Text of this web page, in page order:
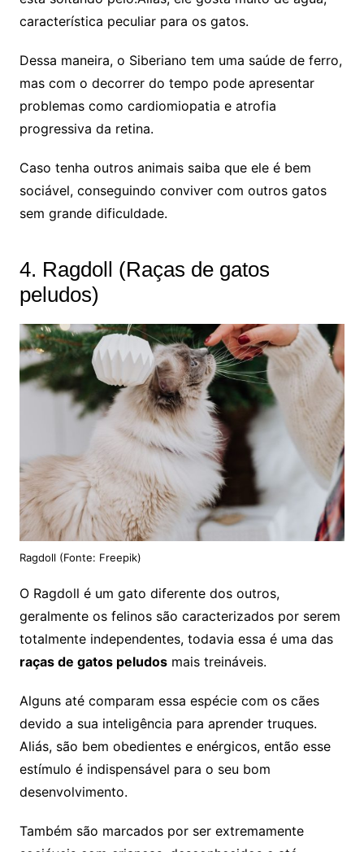
característica peculiar para os gatos.
Dessa maneira, o Siberiano tem uma saúde de ferro,
mas com o decorrer do tempo pode apresentar
problemas como cardiomiopatia e atrofia
progressiva da retina.
Caso tenha outros animais saiba que ele é bem
sociável, conseguindo conviver com outros gatos
sem grande dificuldade.
4. Ragdoll (Raças de gatos
peludos)
Ragdoll (Fonte: Freepik)
O Ragdoll é um gato diferente dos outros,
geralmente os felinos são caracterizados por serem
totalmente independentes, todavia essa é uma das
raças de gatos peludosmais treináveis.
Alguns até comparam essa espécie com os cães
devido a sua inteligência para aprender truques.
Aliás, são bem obedientes e enérgicos, então esse
estímulo é indispensável para o seu bom
desenvolvimento.
Também são marcados por ser extremamente